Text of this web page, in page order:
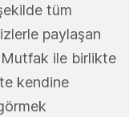
tüm
paylaşan
ile birlikte
kendine